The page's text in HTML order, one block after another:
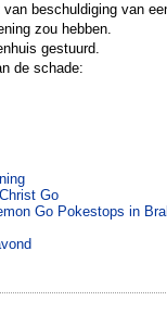
beschuldiging van
zou hebben.
gestuurd.
de schade:
Go
Go Pokestops in